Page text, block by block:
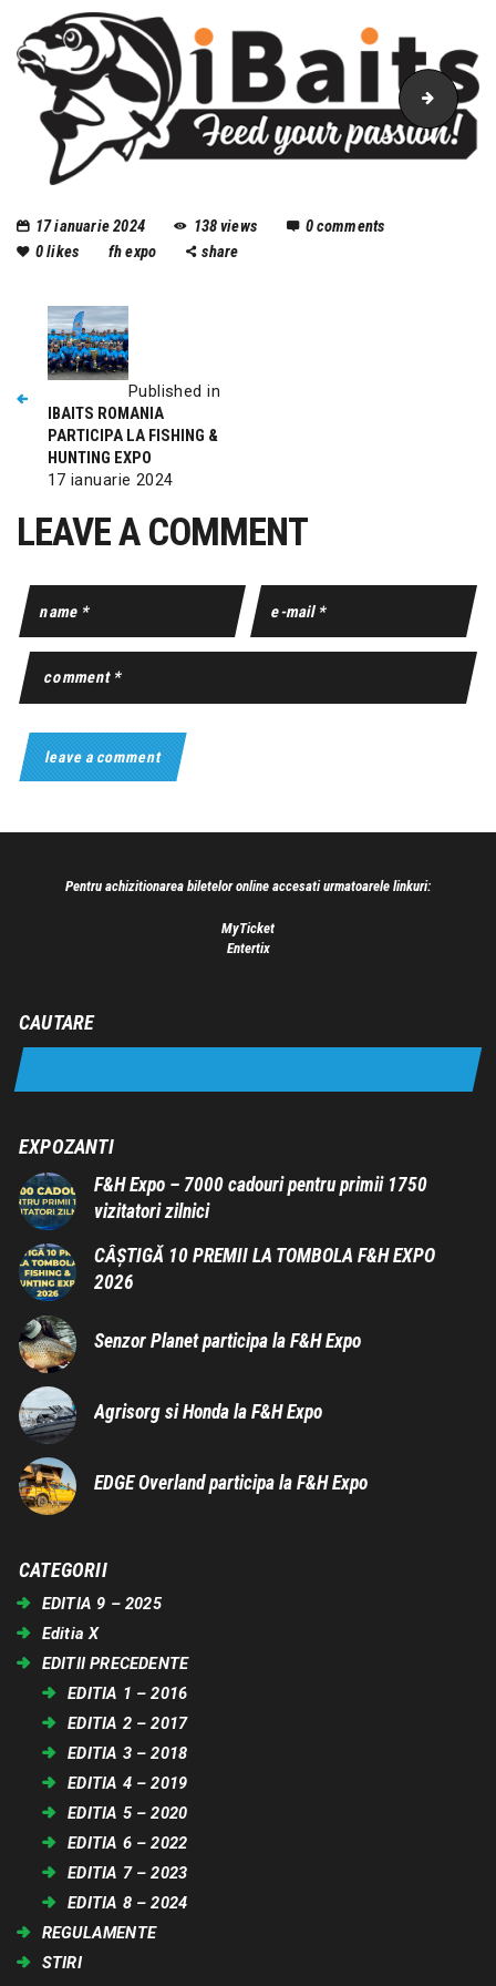
ibaits
17 ianuarie 2024 138views 0comments
0likes fh expo share
Published in
IBAITS ROMANIA
PARTICIPA LA FISHING &
HUNTING EXPO
17 ianuarie 2024
LEAVE A COMMENT
Pentru achizitionarea biletelor online accesati urmatoarele linkuri:
MyTicket
Entertix
CAUTARE
EXPOZANTI
F&H Expo – 7000 cadouri pentru primii 1750
vizitatori zilnici
CÂȘTIGĂ 10 PREMII LA TOMBOLA F&H EXPO
2026
Senzor Planet participa la F&H Expo
Agrisorg si Honda la F&H Expo
EDGE Overland participa la F&H Expo
CATEGORII
EDITIA 9 – 2025
Editia X
EDITII PRECEDENTE
EDITIA 1 – 2016
EDITIA 2 – 2017
EDITIA 3 – 2018
EDITIA 4 – 2019
EDITIA 5 – 2020
EDITIA 6 – 2022
EDITIA 7 – 2023
EDITIA 8 – 2024
REGULAMENTE
STIRI